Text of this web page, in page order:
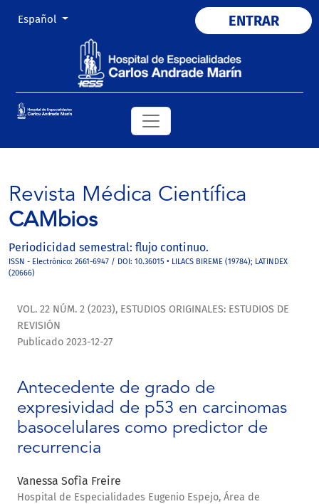
Cambiar el idioma. El actual es:
Español ENTRAR
Revista Médica Científica
CAMbios
Periodicidad semestral: flujo continuo.
ISSN - Electrónico: 2661-6947 / DOI: 10.36015 • LILACS BIREME (19784); LATINDEX
(20666)
VOL. 22 NÚM. 2 (2023), ESTUDIOS ORIGINALES: ESTUDIOS DE
REVISIÓN
Antecedente de grado de
expresividad de p53 en carcinomas
basocelulares como predictor de
recurrencia
Publicado 2023-12-27
Vanessa Sofìa Freire
Hospital de Especialidades Eugenio Espejo, Área de